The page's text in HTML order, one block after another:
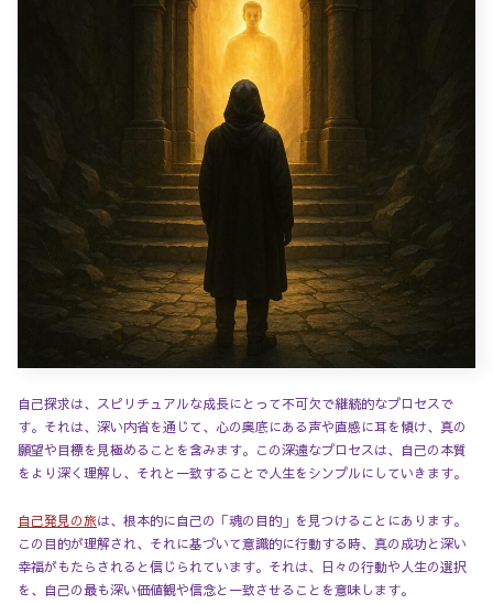
自己探求は、スピリチュアルな成長にとって不可欠で継続的なプロセスで
す。それは、深い内省を通じて、心の奥底にある声や直感に耳を傾け、真の
願望や目標を見極めることを含みます。この深遠なプロセスは、自己の本質
をより深く理解し、それと一致することで人生をシンプルにしていきます。
自己発見の旅は、根本的に自己の「魂の目的」を見つけることにあります。
この目的が理解され、それに基づいて意識的に行動する時、真の成功と深い
幸福がもたらされると信じられています。それは、日々の行動や人生の選択
を、自己の最も深い価値観や信念と一致させることを意味します。